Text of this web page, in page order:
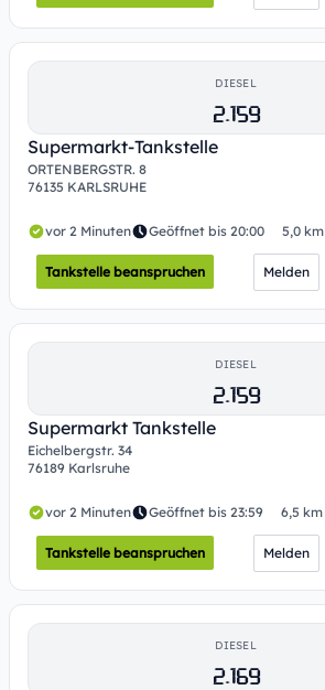
DIESEL
2.159
Supermarkt-Tankstelle
ORTENBERGSTR. 8
76135 KARLSRUHE
vor 2 Minuten Geöffnet bis 20:00 5,0 km
Tankstelle beanspruchen Melden
DIESEL
2.159
Supermarkt Tankstelle
Eichelbergstr. 34
76189 Karlsruhe
vor 2 Minuten Geöffnet bis 23:59 6,5 km
Tankstelle beanspruchen Melden
DIESEL
2.169